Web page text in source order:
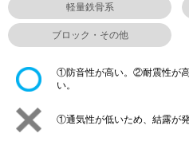
軽量鉄骨系
ブロック・その他
①防音性が高い。②耐震性が
い。
①通気性が低いため、結露が